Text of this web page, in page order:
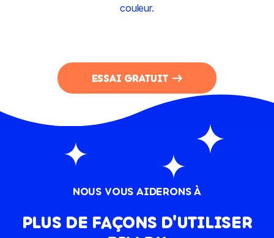
couleur.
ESSAI GRATUIT
NOUS VOUS AIDERONS À
PLUS DE FAÇONS D'UTILISER